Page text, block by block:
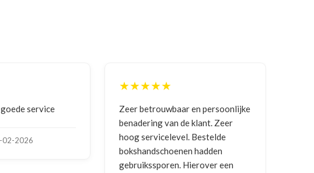
Zeer betrouwbaar en persoonlijke
benadering van de klant. Zeer
hoog servicelevel. Bestelde
bokshandschoenen hadden
gebruikssporen. Hierover een
Goede communicatie, artikel
ontvangen
NICO VERMUNICHT
2026